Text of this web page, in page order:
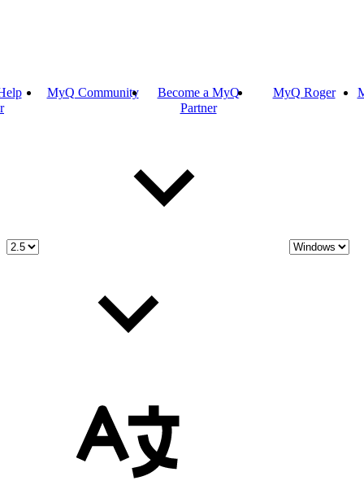
MyQ Community
Become a MyQ
Partner
MyQ Roger